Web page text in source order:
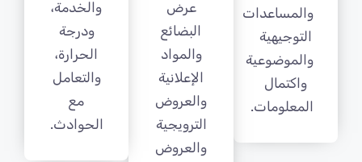
والمساعدات
التوجيهية
والموضوعية
واكتمال
المعلومات.
عرض
البضائع
والمواد
الإعلانية
والعروض
الترويجية
والعروض
والخدمة،
ودرجة
الحرارة،
والتعامل
مع
الحوادث.